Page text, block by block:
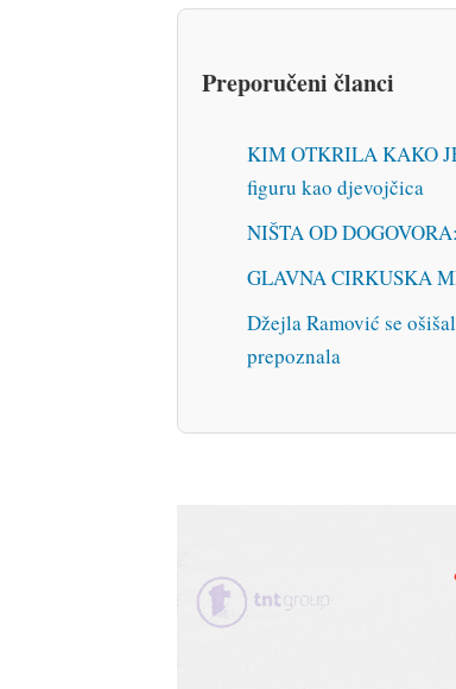
Preporučeni članci
KIM OTKRILA KAKO
figuru kao djevojčica
NIŠTA OD
GLAVNA CIRKUSKA
Džejla Ramović se
prepoznala